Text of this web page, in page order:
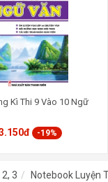
luyện và nắm vững
bài thi môn Tiếng
Kì Thi 9 Vào 10 Ngữ
-19%
3 Notebook Luyện